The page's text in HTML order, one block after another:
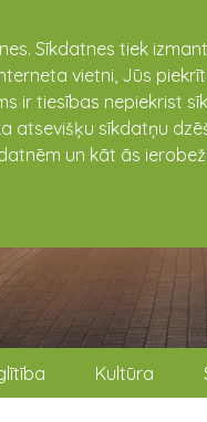
Sīkdatnes tiek
vietni, Jūs
ir tiesības
atsevišķu sīkdatņu
un kāt ās
Kultūra